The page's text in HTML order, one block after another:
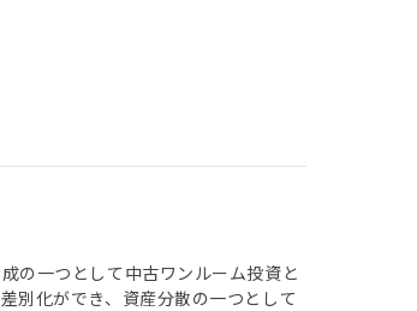
の一つとして中古ワンルーム投資と
別化ができ、資産分散の一つとして